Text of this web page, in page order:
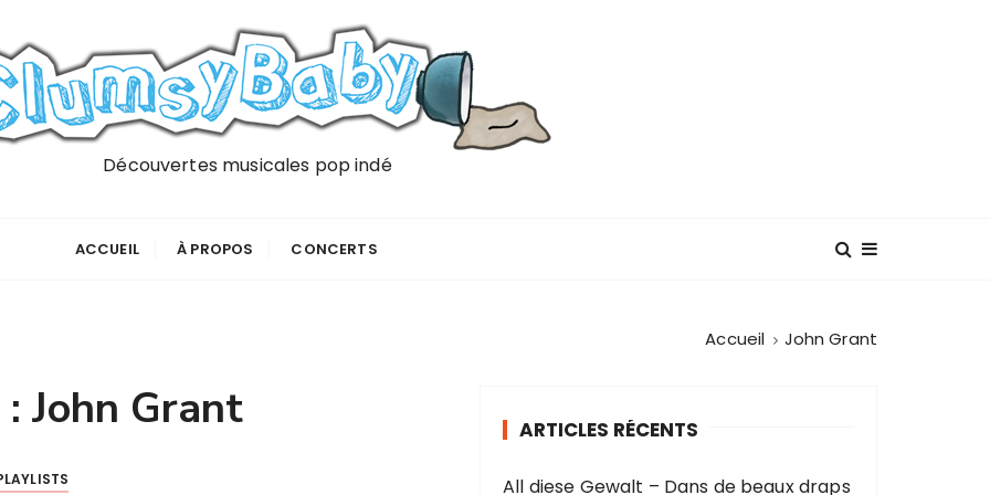
Découvertes musicales pop indé
ACCUEIL À PROPOS CONCERTS
Accueil John Grant
John Grant ARTICLES RÉCENTS
All diese Gewalt – Dans de beaux draps